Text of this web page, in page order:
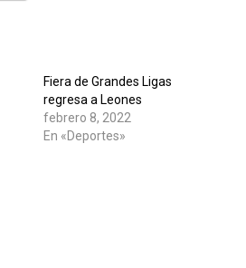
Fiera de Grandes Ligas
regresa a Leones
febrero 8, 2022
En «Deportes»